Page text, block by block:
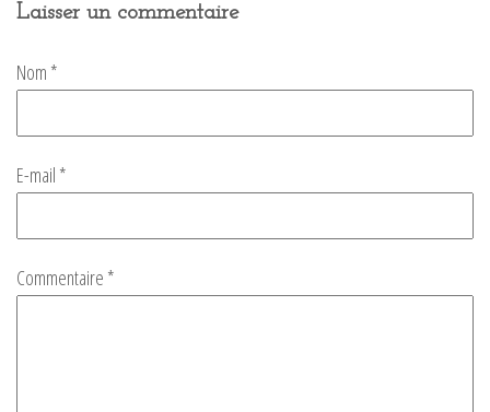
Laisser un commentaire
Commentaire *
Nom *
E-mail *